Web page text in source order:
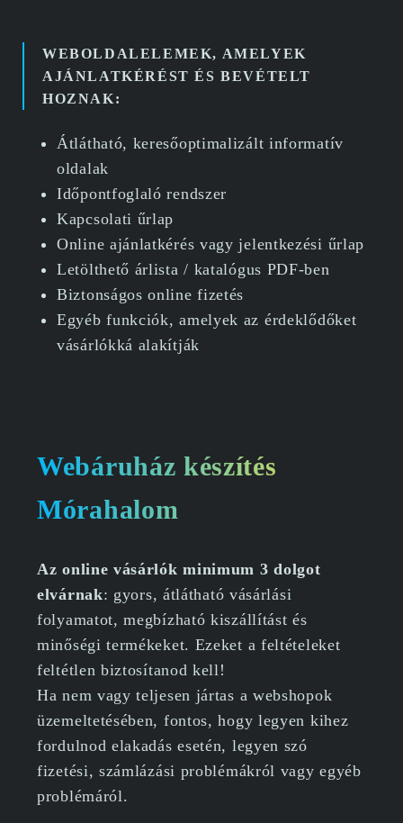
WEBOLDALELEMEK, AMELYEK
AJÁNLATKÉRÉST ÉS BEVÉTELT
HOZNAK:
Átlátható, keresőoptimalizált informatív
oldalak
Időpontfoglaló rendszer
Kapcsolati űrlap
Online ajánlatkérés vagy jelentkezési űrlap
Letölthető árlista / katalógus PDF-ben
Biztonságos online fizetés
Egyéb funkciók, amelyek az érdeklődőket
vásárlókká alakítják
Webáruház készítés
Mórahalom
Az online vásárlók minimum 3 dolgot
elvárnak: gyors, átlátható vásárlási
folyamatot, megbízható kiszállítást és
minőségi termékeket. Ezeket a feltételeket
feltétlen biztosítanod kell!
Ha nem vagy teljesen jártas a webshopok
üzemeltetésében, fontos, hogy legyen kihez
fordulnod elakadás esetén, legyen szó
fizetési, számlázási problémákról vagy egyéb
problémáról.